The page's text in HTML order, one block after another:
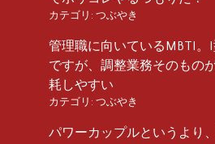
カテゴリ: つぶやき
管理職に向いているMBTI。
ですが、調整業務そのもの
耗しやすい
カテゴリ: つぶやき
パワーカップルというより